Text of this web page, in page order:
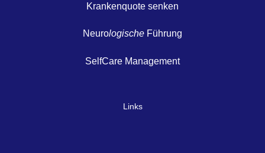
Krankenquote senken
Neurologische Führung
SelfCare Management
Links